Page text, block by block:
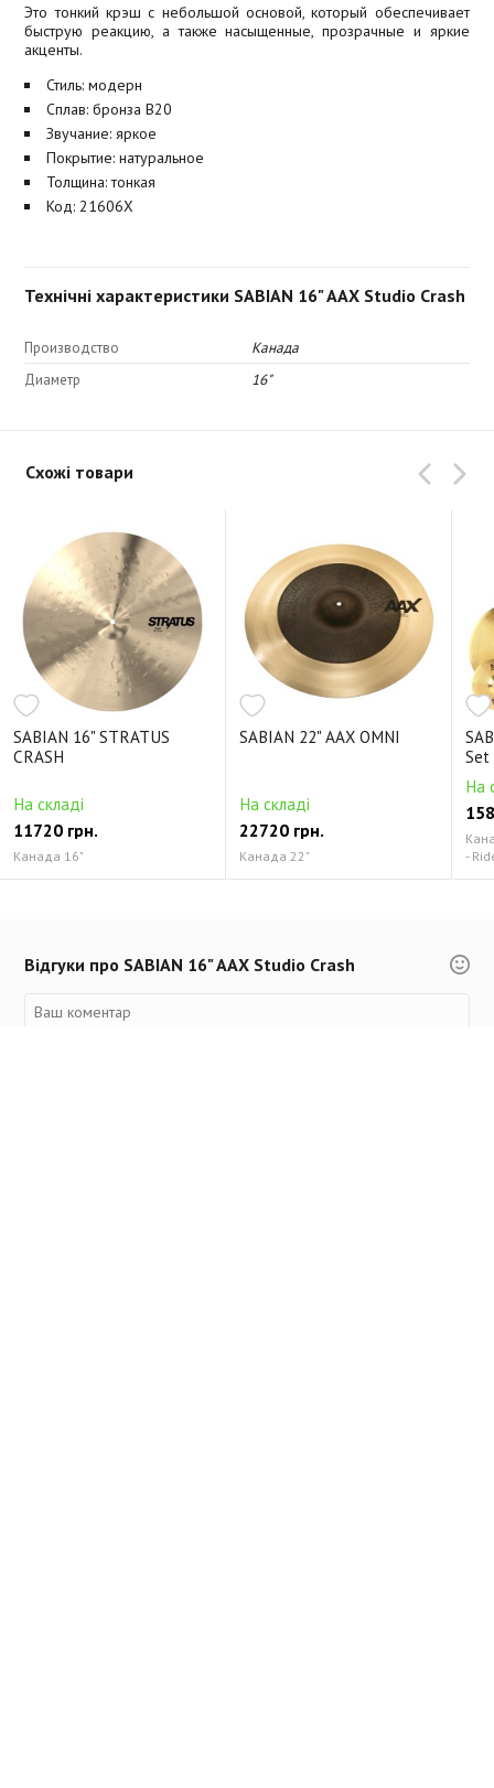
Это тонкий крэш с небольшой основой, который обеспечивает
быструю реакцию, а также насыщенные, прозрачные и яркие
акценты.
Стиль: модерн
Сплав: бронза B20
Звучание: яркое
Покрытие: натуральное
Толщина: тонкая
Код: 21606X
Технічні характеристики SABIAN 16" AAX Studio Crash
Производство
Канада
Диаметр
16"
Схожі товари
SABIAN 16" STRATUS
CRASH
На складі
11720 грн.
Канада 16"
SABIAN 22" AAX OMNI
На складі
22720 грн.
Канада 22"
Set
На
-
Відгуки про SABIAN 16" AAX Studio Crash